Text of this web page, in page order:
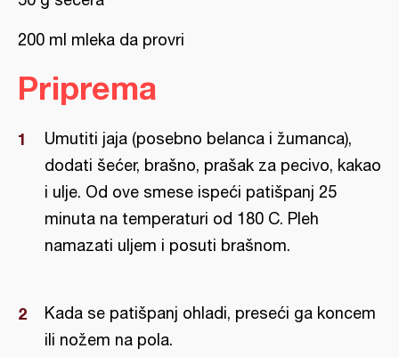
200 ml mleka da provri
Priprema
Umutiti jaja (posebno belanca i žumanca),
dodati šećer, brašno, prašak za pecivo, kakao
i ulje. Od ove smese ispeći patišpanj 25
minuta na temperaturi od 180 C. Pleh
namazati uljem i posuti brašnom.
Kada se patišpanj ohladi, preseći ga koncem
ili nožem na pola.